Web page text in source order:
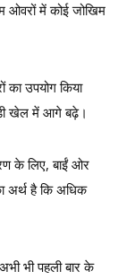
ओवरों में कोई जोखिम
का उपयोग किया
खेल में आगे बढ़े।
के लिए, बाईं ओर
अर्थ है कि अधिक
भी पहली बार के